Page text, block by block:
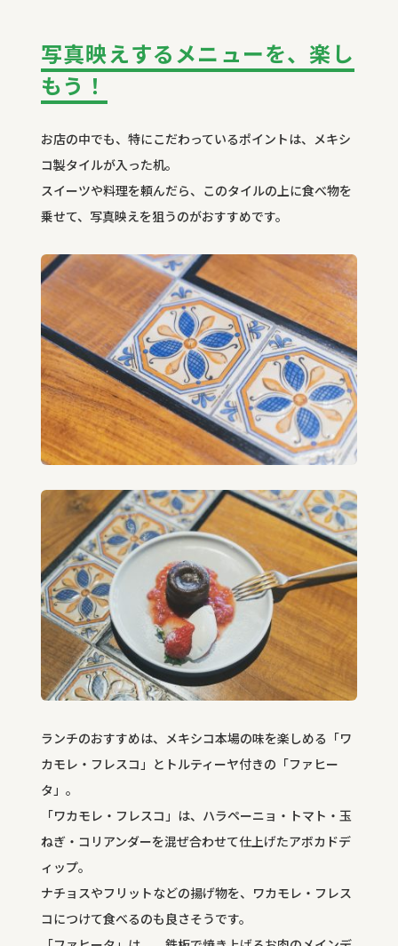
写真映えするメニューを、楽し
もう！
お店の中でも、特にこだわっているポイントは、メキシ
コ製タイルが入った机。
スイーツや料理を頼んだら、このタイルの上に食べ物を
乗せて、写真映えを狙うのがおすすめです。
ランチのおすすめは、メキシコ本場の味を楽しめる「ワ
カモレ・フレスコ」とトルティーヤ付きの「ファヒー
タ」。
「ワカモレ・フレスコ」は、ハラペーニョ・トマト・玉
ねぎ・コリアンダーを混ぜ合わせて仕上げたアボカドデ
ィップ。
ナチョスやフリットなどの揚げ物を、ワカモレ・フレス
コにつけて食べるのも良さそうです。